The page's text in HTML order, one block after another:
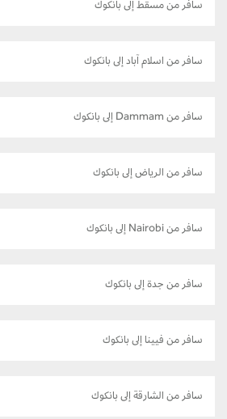
سافر من مسقط إلى بانكوك
سافر من اسلام آباد إلى بانكوك
سافر من Dammam إلى بانكوك
سافر من الرياض إلى بانكوك
سافر من Nairobi إلى بانكوك
سافر من جدة إلى بانكوك
سافر من فيينا إلى بانكوك
سافر من الشارقة إلى بانكوك